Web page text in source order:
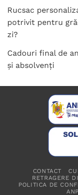
Rucsac
potrivit pentru
zi?
Cadouri final de
și absolvenți
CONTACT
RETRAGERE
POLITICA DE